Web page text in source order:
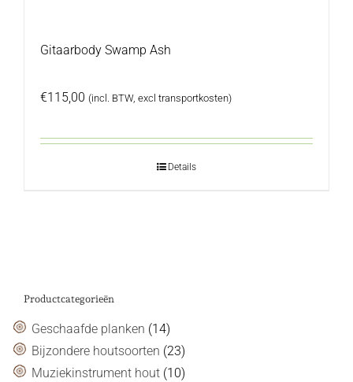
Gitaarbody Swamp Ash
€115,00 (incl. BTW, excl transportkosten)
Details
Productcategorieën
Geschaafde planken (14)
Bijzondere houtsoorten (23)
Muziekinstrument hout (10)